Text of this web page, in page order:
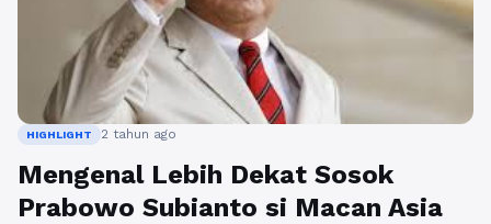
HIGHLIGHT 2 tahun ago
Mengenal Lebih Dekat Sosok
Prabowo Subianto si Macan Asia